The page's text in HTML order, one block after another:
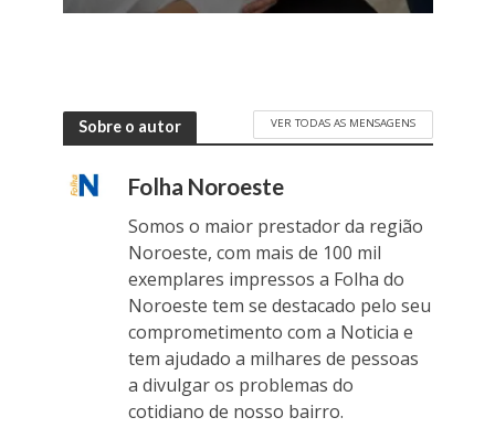
Sobre o autor VER TODAS AS MENSAGENS
Folha Noroeste
Somos o maior prestador da região
Noroeste, com mais de 100 mil
exemplares impressos a Folha do
Noroeste tem se destacado pelo seu
comprometimento com a Noticia e
tem ajudado a milhares de pessoas
a divulgar os problemas do
cotidiano de nosso bairro.